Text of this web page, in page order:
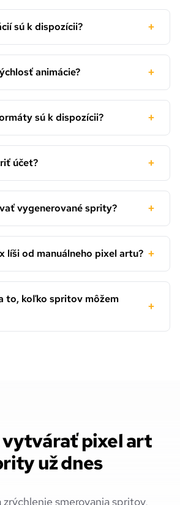
sú k dispozícii? +
animácie? +
sú k dispozícii? +
účet? +
vygenerované sprity? +
líši od manuálneho pixel artu? +
to, koľko spritov môžem
+
pixel art
už dnes
zrýchlenie smerovania spritov,